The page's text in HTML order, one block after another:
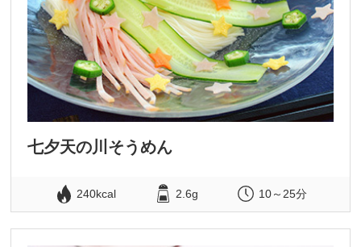
七夕天の川そうめん
240kcal 2.6g 10～25分